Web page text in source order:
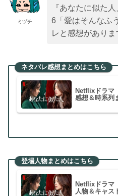
ミヅチ
『あなたに似た
6「愛はそんなふ
レと感想がありま
ネタバレ感想まとめはこちら
Netflixドラマ
感想＆時系列
登場人物まとめはこちら
Netflixドラマ
人物＆キャス